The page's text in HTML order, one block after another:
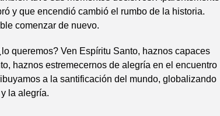
y que encendió cambió el rumbo de la historia.
comenzar de nuevo.
queremos? Ven Espíritu Santo, haznos capaces
haznos estremecernos de alegría en el encuentro
a la santificación del mundo, globalizando
la alegría.